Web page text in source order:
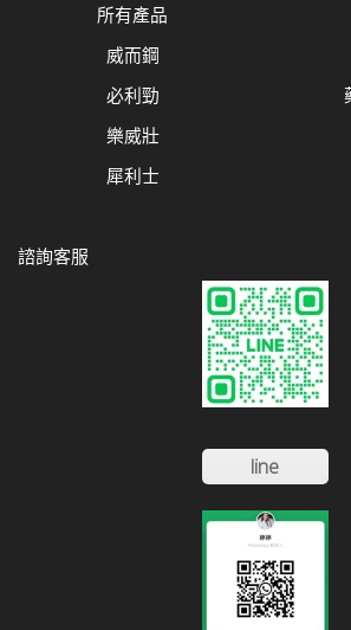
所有產品
威而鋼
必利勁
樂威壯
犀利士
諮詢客服
line